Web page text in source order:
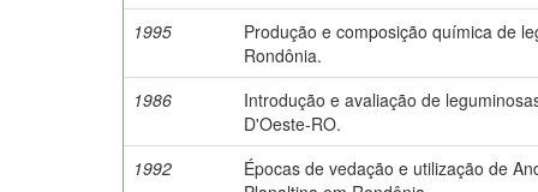
1995
Produção e composição química de
Rondônia.
1986
Introdução e avaliação de
D'Oeste-RO.
1992
Épocas de vedação e utilização de